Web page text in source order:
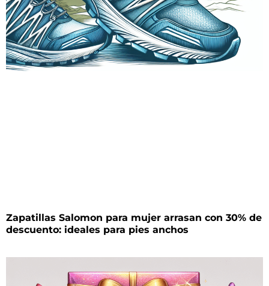
Zapatillas Salomon para mujer arrasan con 30% de
descuento: ideales para pies anchos